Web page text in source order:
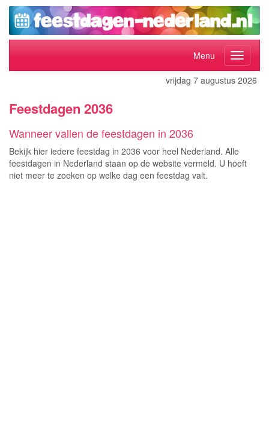
Menu
vrijdag 7 augustus 2026
Feestdagen 2036
Wanneer vallen de feestdagen in 2036
Bekijk hier iedere feestdag in 2036 voor heel Nederland. Alle
feestdagen in Nederland staan op de website vermeld. U hoeft
niet meer te zoeken op welke dag een feestdag valt.